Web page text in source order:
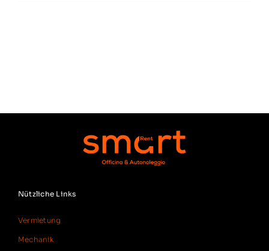
Nützliche Links
Vermietung
Mechanik